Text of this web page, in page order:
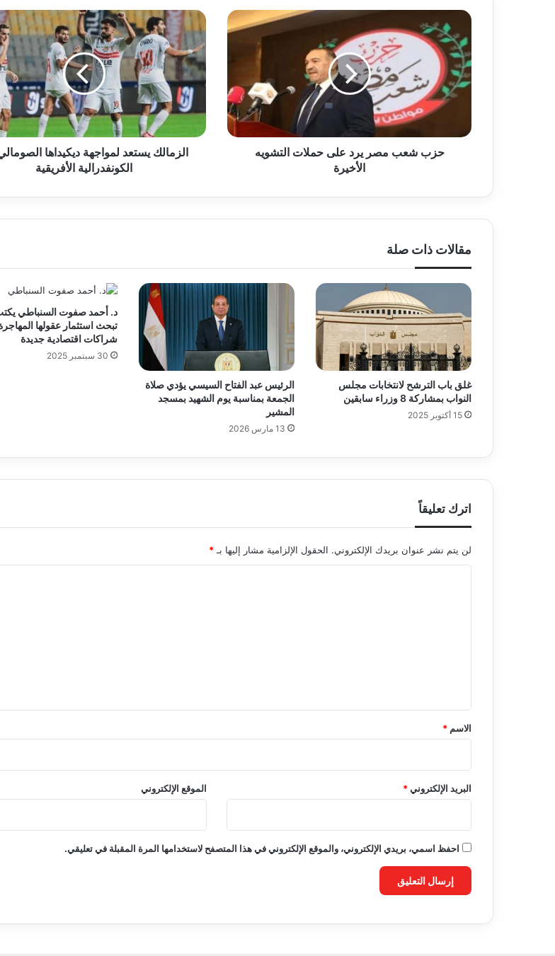
حزب
شعب
مصر
يرد
على
حملات
التشويه
حزب شعب مصر يرد على حملات التشويه
الأخيرة
الزمالك
يستعد
لمواجهة
ديكيداها
الصومالي
الكونفدرالية
الزمالك يستعد لمواجهة ديكيداها
الكونفدرالية الأفريقية
مقالات ذات صلة
غلق باب الترشح لانتخابات مجلس
النواب بمشاركة 8 وزراء سابقين
15 أكتوبر 2025
الرئيس عبد الفتاح السيسي يؤدي صلاة
الجمعة بمناسبة يوم الشهيد بمسجد
المشير
13 مارس 2026
د. أحمد صفوت السنباطي
تبحث استثمار عقولها
شراكات اقتصادية جديدة
30 سبتمبر 2025
اترك تعليقاً
لن يتم نشر عنوان بريدك الإلكتروني. الحقول الإلزامية مشار إليها بـ*
*
الاسم *
البريد الإلكتروني* الموقع الإلكتروني
احفظ اسمي، بريدي الإلكتروني، والموقع الإلكتروني في هذا المتصفح لاستخدامها المرة المقبلة في تعليقي.